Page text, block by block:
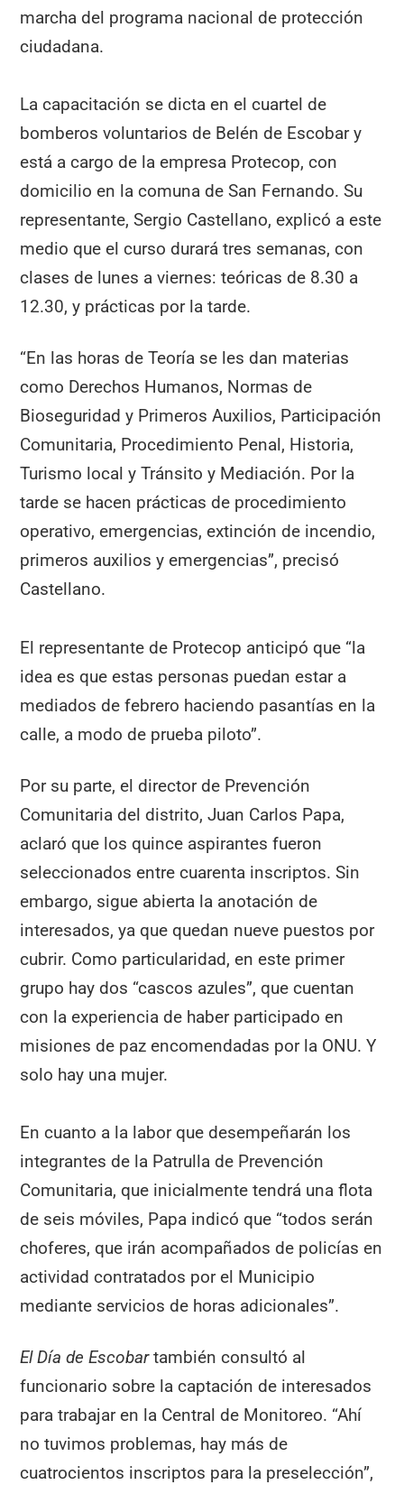
marcha del programa nacional de protección
ciudadana.
La capacitación se dicta en el cuartel de
bomberos voluntarios de Belén de Escobar y
está a cargo de la empresa Protecop, con
domicilio en la comuna de San Fernando. Su
representante, Sergio Castellano, explicó a este
medio que el curso durará tres semanas, con
clases de lunes a viernes: teóricas de 8.30 a
12.30, y prácticas por la tarde.
“En las horas de Teoría se les dan materias
como Derechos Humanos, Normas de
Bioseguridad y Primeros Auxilios, Participación
Comunitaria, Procedimiento Penal, Historia,
Turismo local y Tránsito y Mediación. Por la
tarde se hacen prácticas de procedimiento
operativo, emergencias, extinción de incendio,
primeros auxilios y emergencias”, precisó
Castellano.
El representante de Protecop anticipó que “la
idea es que estas personas puedan estar a
mediados de febrero haciendo pasantías en la
calle, a modo de prueba piloto”.
Por su parte, el director de Prevención
Comunitaria del distrito, Juan Carlos Papa,
aclaró que los quince aspirantes fueron
seleccionados entre cuarenta inscriptos. Sin
embargo, sigue abierta la anotación de
interesados, ya que quedan nueve puestos por
cubrir. Como particularidad, en este primer
grupo hay dos “cascos azules”, que cuentan
con la experiencia de haber participado en
misiones de paz encomendadas por la ONU. Y
solo hay una mujer.
En cuanto a la labor que desempeñarán los
integrantes de la Patrulla de Prevención
Comunitaria, que inicialmente tendrá una flota
de seis móviles, Papa indicó que “todos serán
choferes, que irán acompañados de policías en
actividad contratados por el Municipio
mediante servicios de horas adicionales”.
El Día de Escobartambién consultó al
funcionario sobre la captación de interesados
para trabajar en la Central de Monitoreo. “Ahí
no tuvimos problemas, hay más de
cuatrocientos inscriptos para la preselección”,